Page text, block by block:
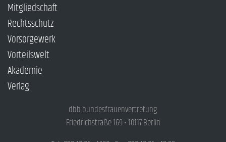
Mitgliedschaft
Rechtsschutz
Vorsorgewerk
Vorteilswelt
Akademie
Verlag
dbb bundesfrauenvertretung
Friedrichstraße 169 • 10117 Berlin